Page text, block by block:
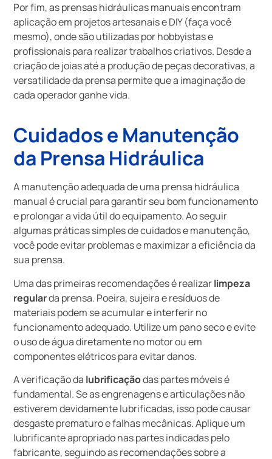
Por fim, as prensas hidráulicas manuais encontram
aplicação em projetos artesanais e DIY (faça você
mesmo), onde são utilizadas por hobbyistas e
profissionais para realizar trabalhos criativos. Desde a
criação de joias até a produção de peças decorativas, a
versatilidade da prensa permite que a imaginação de
cada operador ganhe vida.
Cuidados e Manutenção
da Prensa Hidráulica
A manutenção adequada de uma prensa hidráulica
manual é crucial para garantir seu bom funcionamento
e prolongar a vida útil do equipamento. Ao seguir
algumas práticas simples de cuidados e manutenção,
você pode evitar problemas e maximizar a eficiência da
sua prensa.
Uma das primeiras recomendações é realizarlimpeza
regularda prensa. Poeira, sujeira e resíduos de
materiais podem se acumular e interferir no
funcionamento adequado. Utilize um pano seco e evite
o uso de água diretamente no motor ou em
componentes elétricos para evitar danos.
A verificação da lubrificaçãodas partes móveis é
fundamental. Se as engrenagens e articulações não
estiverem devidamente lubrificadas, isso pode causar
desgaste prematuro e falhas mecânicas. Aplique um
lubrificante apropriado nas partes indicadas pelo
fabricante, seguindo as recomendações sobre a